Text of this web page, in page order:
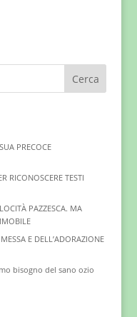
Cerca
PRECOCE
RICONOSCERE TESTI
PAZZESCA. MA
E DELL’ADORAZIONE
bisogno del sano ozio